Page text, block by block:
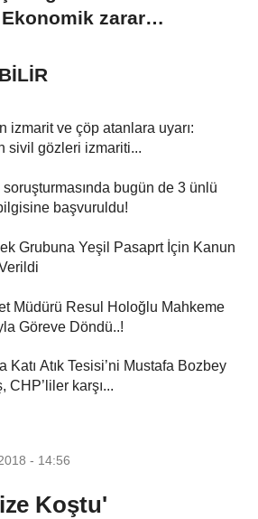
Ekonomik zarar
izmarit ve çöp atanlara uyarı:
sivil gözleri izmariti...
bugün de 3 ünlü
başvuruldu!
Grubuna Yeşil Pasaprt İçin Kanun
Müdürü Resul Holoğlu Mahkeme
Göreve Döndü..!
Katı Atık Tesisi’ni Mustafa Bozbey
CHP’liler karşı...
- 14:56
Koştu'